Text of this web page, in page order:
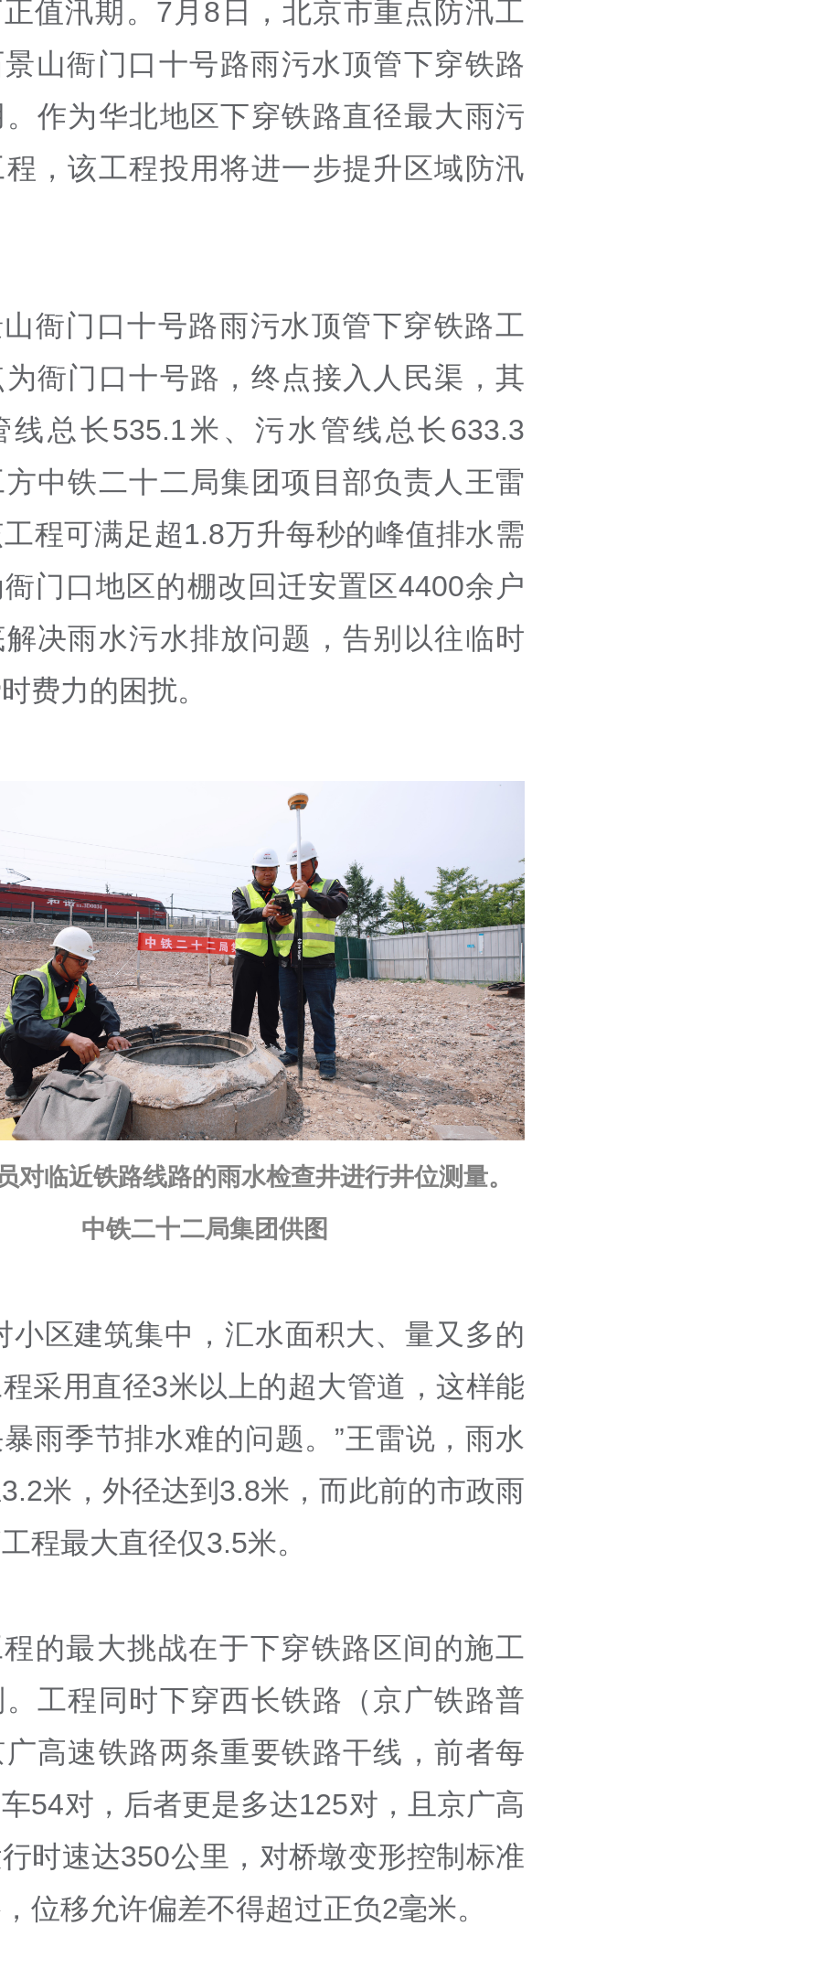
值汛期。7月8日，北京市重点防汛工
山衙门口十号路雨污水顶管下穿铁路
作为华北地区下穿铁路直径最大雨污
，该工程投用将进一步提升区域防汛
衙门口十号路雨污水顶管下穿铁路工
衙门口十号路，终点接入人民渠，其
线总长535.1米、污水管线总长633.3
中铁二十二局集团项目部负责人王雷
程可满足超1.8万升每秒的峰值排水需
门口地区的棚改回迁安置区4400余户
决雨水污水排放问题，告别以往临时
费力的困扰。
对临近铁路线路的雨水检查井进行井位测量。
中铁二十二局集团供图
小区建筑集中，汇水面积大、量又多的
采用直径3米以上的超大管道，这样能
雨季节排水难的问题。”王雷说，雨水
米，外径达到3.8米，而此前的市政雨
程最大直径仅3.5米。
的最大挑战在于下穿铁路区间的施工
工程同时下穿西长铁路（京广铁路普
高速铁路两条重要铁路干线，前者每
54对，后者更是多达125对，且京广高
时速达350公里，对桥墩变形控制标准
位移允许偏差不得超过正负2毫米。